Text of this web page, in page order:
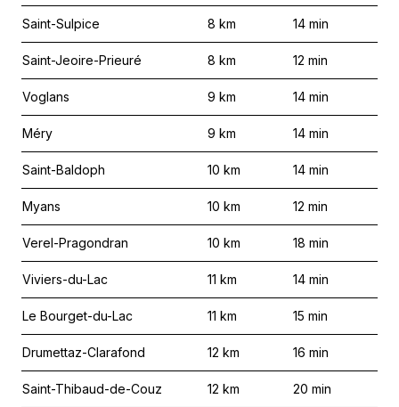
Saint-Sulpice 8 km 14 min
Saint-Jeoire-Prieuré 8 km 12 min
Voglans 9 km 14 min
Méry 9 km 14 min
Saint-Baldoph 10 km 14 min
Myans 10 km 12 min
Verel-Pragondran 10 km 18 min
Viviers-du-Lac 11 km 14 min
Le Bourget-du-Lac 11 km 15 min
Drumettaz-Clarafond 12 km 16 min
Saint-Thibaud-de-Couz 12 km 20 min